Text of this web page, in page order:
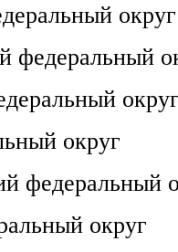
округ
федеральный
округ
федеральный
округ